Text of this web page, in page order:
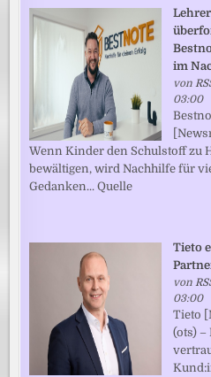
im
von
03:00
Wenn Kinder den Schulstoff zu
bewältigen, wird Nachhilfe für
Gedanken... Quelle
Tieto
von
03:00
Tieto
(ots) –